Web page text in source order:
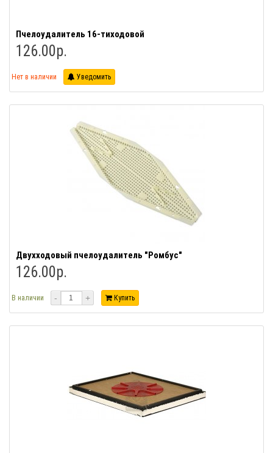
Пчелоудалитель 16-тиходовой
126.00р.
Нет в наличии Уведомить
Двухходовый пчелоудалитель "Ромбус"
126.00р.
В наличии - + Купить